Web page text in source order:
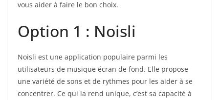
vous aider à faire le bon choix.
Option 1 : Noisli
Noisli est une application populaire parmi les
utilisateurs de musique écran de fond. Elle propose
une variété de sons et de rythmes pour les aider à se
concentrer. Ce qui la rend unique, c’est sa capacité à